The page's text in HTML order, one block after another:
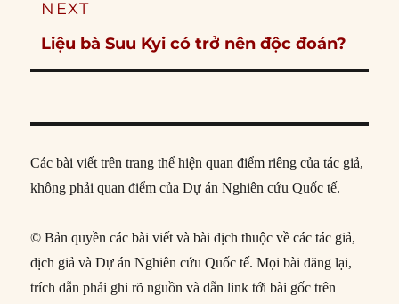
NEXT
Next
post:
Liệu bà Suu Kyi có trở nên độc đoán?
Các bài viết trên trang thể hiện quan điểm riêng của tác giả,
không phải quan điểm của Dự án Nghiên cứu Quốc tế.
© Bản quyền các bài viết và bài dịch thuộc về các tác giả,
dịch giả và Dự án Nghiên cứu Quốc tế. Mọi bài đăng lại,
trích dẫn phải ghi rõ nguồn và dẫn link tới bài gốc trên